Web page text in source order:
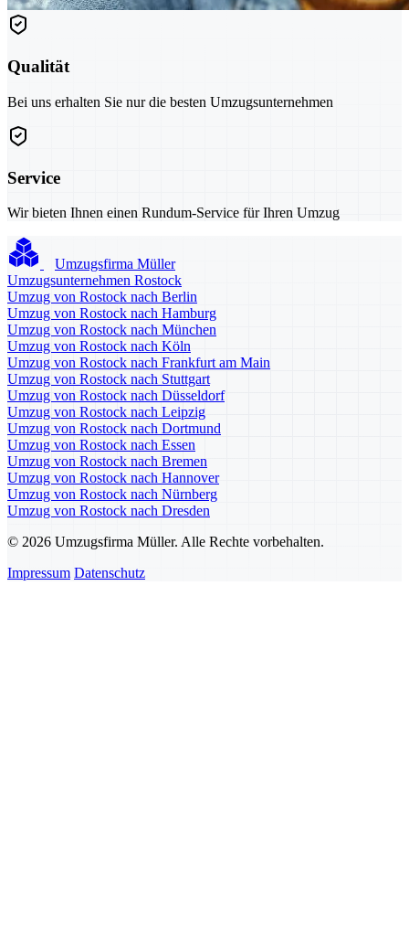
Qualität
Bei uns erhalten Sie nur die besten Umzugsunternehmen
Service
Wir bieten Ihnen einen Rundum-Service für Ihren Umzug
Umzugsfirma Müller
Umzugsunternehmen Rostock
Umzug von Rostock nach Berlin
Umzug von Rostock nach Hamburg
Umzug von Rostock nach München
Umzug von Rostock nach Köln
Umzug von Rostock nach Frankfurt am Main
Umzug von Rostock nach Stuttgart
Umzug von Rostock nach Düsseldorf
Umzug von Rostock nach Leipzig
Umzug von Rostock nach Dortmund
Umzug von Rostock nach Essen
Umzug von Rostock nach Bremen
Umzug von Rostock nach Hannover
Umzug von Rostock nach Nürnberg
Umzug von Rostock nach Dresden
© 2026 Umzugsfirma Müller. Alle Rechte vorbehalten.
Impressum Datenschutz